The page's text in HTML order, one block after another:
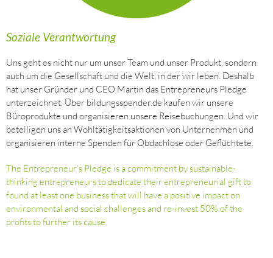
Soziale Verantwortung
Uns geht es nicht nur um unser Team und unser Produkt, sondern
auch um die Gesellschaft und die Welt, in der wir leben. Deshalb
hat unser Gründer und CEO Martin das Entrepreneurs Pledge
unterzeichnet. Über bildungsspender.de kaufen wir unsere
Büroprodukte und organisieren unsere Reisebuchungen. Und wir
beteiligen uns an Wohltätigkeitsaktionen von Unternehmen und
organisieren interne Spenden für Obdachlose oder Geflüchtete.
The Entrepreneur‘s Pledge is a commitment by sustainable-
thinking entrepreneurs to dedicate their entrepreneurial gift to
found at least one business that will have a positive impact on
environmental and social challenges and re-invest 50% of the
profits to further its cause.